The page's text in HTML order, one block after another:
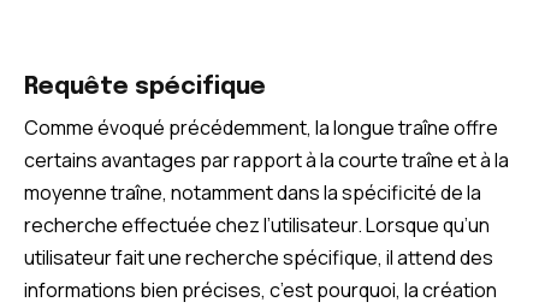
Requête spécifique
Comme évoqué précédemment, la longue traîne offre
certains avantages par rapport à la courte traîne et à la
moyenne traîne, notamment dans la spécificité de la
recherche effectuée chez l’utilisateur. Lorsque qu’un
utilisateur fait une recherche spécifique, il attend des
informations bien précises, c’est pourquoi, la création